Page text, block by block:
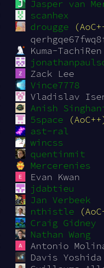
Jasper van
scanhex
drougge
Kuma-TachiRen
Zack Lee
Vince7778
Vladislav
Anish
5space
ast-ral
wincss
quentinmit
Mercerenies
Evan Kwan
jdabtieu
Jan Verbeek
nthistle
Craig Gidney
Nathan Wang
Antonio
Davis